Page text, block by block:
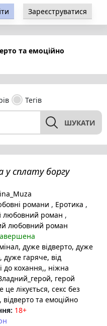
Зареєструватися
та емоційно
Тегів
ШУКАТИ
у сплату боргу
романи , Еротика ,
любовний роман ,
любовний роман
, дуже відверто, дуже
, дуже гаряче, від
до кохання,, ніжна
, герой
це лікується, секс без
, відверто та емоційно
18+